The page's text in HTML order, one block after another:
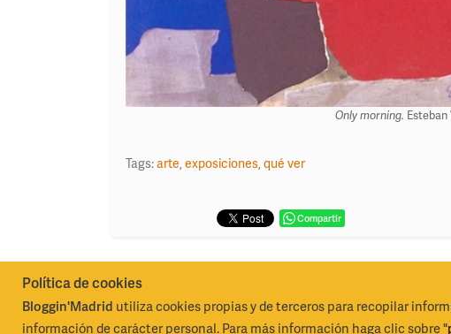
Only morning. Esteban
Tags:arte exposiciones qué ver
Compartir
Madrid Destino Cultura Turismo y Negocio, S.A. Algunos derechos
Política de cookies
Bloggin'Madrid utiliza cookies propias y de terceros para recopilar
información de carácter personal. Para más información haga clic sobre "